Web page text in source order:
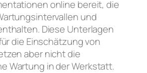
online bereit, die
und
Diese Unterlagen
die Einschätzung von
aber nicht die
Wartung in der Werkstatt.